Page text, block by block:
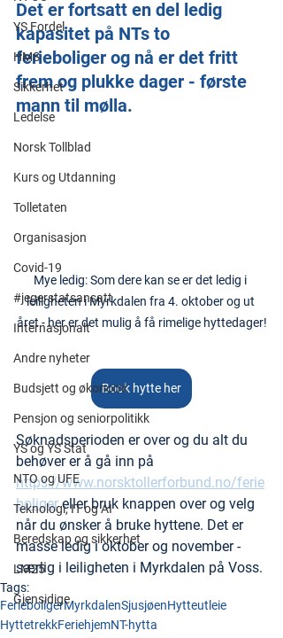
YS Fordel
HMS
Sikkerhet
Ledelse
Norsk Tollblad
Kurs og Utdanning
Tolletaten
Organisasjon
Covid-19
#jegerstatsansatt
Internasjonalt
Andre nyheter
Budsjett og økonomi
Pensjon og seniorpolitikk
YS og YS Stat
NTO og UFE
Teknologi, IT og AI
Beredskap og sikkerhet
LM25
Gjensidige
Det er fortsatt en del ledig
kapasitet på NTs to
ferieboliger og nå er det fritt
frem og plukke dager - første
mann til mølla.
Mye ledig: Som dere kan se er det ledig i
leiligheten i Myrkdalen fra 4. oktober og ut
året - her er det mulig å få rimelige hyttedager!
Book hytte her
Søknadsperioden er over og du alt du
behøver er å gå inn på
https://www.norsktollerforbund.no/ferie
boliger eller bruk knappen over og velg
når du ønsker å bruke hyttene. Det er
masse ledig i oktober og november -
særlig i leiligheten i Myrkdalen på Voss.
Tags:
FerieboligerMyrkdalenSjusjøenHytteutleie
HyttetrekkFeriehjemNT-hytta